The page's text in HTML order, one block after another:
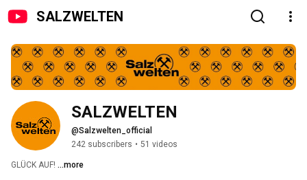
SALZWELTEN
SALZWELTEN
@Salzwelten_official
242 subscribers • 51 videos
GLÜCK AUF! ...more